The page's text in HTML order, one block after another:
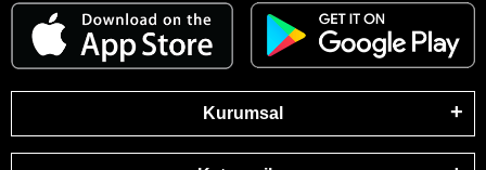
Kurumsal